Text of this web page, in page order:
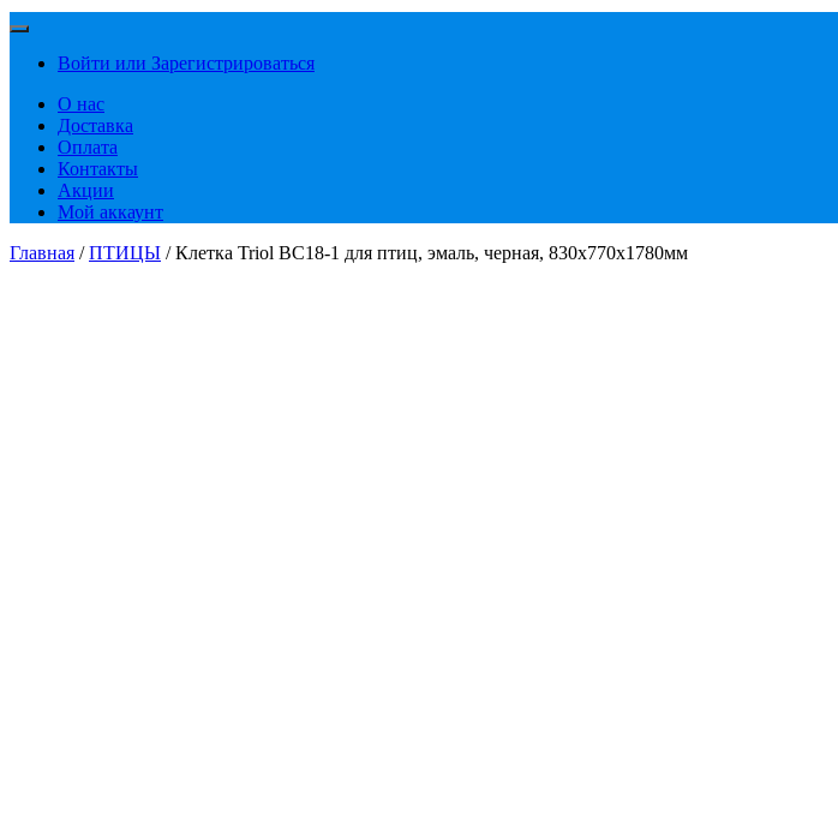
Войти или Зарегистрироваться
О нас
Доставка
Оплата
Контакты
Акции
Мой аккаунт
Главная /ПТИЦЫ / Клетка Triol BC18-1 для птиц, эмаль, черная, 830х770х1780мм